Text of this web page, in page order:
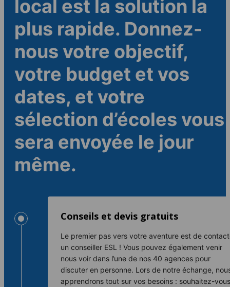
local est la solution la
plus rapide. Donnez-
nous votre objectif,
votre budget et vos
dates, et votre
sélection d’écoles vous
sera envoyée le jour
même.
Conseils et devis gratuits
Le premier pas vers votre aventure est de
un conseiller ESL ! Vous pouvez également venir
nous voir dans l’une de nos 40 agences pour
discuter en personne. Lors de notre échange,
apprendrons tout sur vos besoins : souhaitez-vous